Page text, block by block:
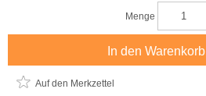
Menge
In den Warenkorb
Auf den Merkzettel